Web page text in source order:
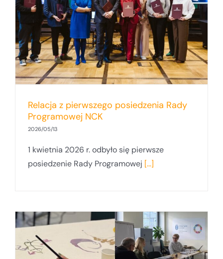
Relacja z pierwszego posiedzenia Rady
Programowej NCK
2026/05/13
1 kwietnia 2026 r. odbyło się pierwsze
posiedzenie Rady Programowej [...]